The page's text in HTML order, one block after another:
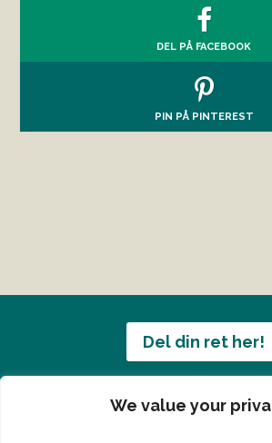
We value your
DEL PÅ FACEBOOK
PIN PÅ PINTEREST
Del din ret her!
Har du en konge ret